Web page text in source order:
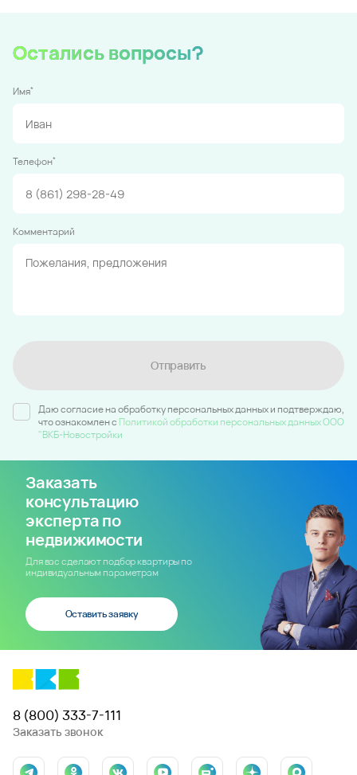
Остались вопросы?
Имя*
Телефон*
Комментарий
Отправить
Даю согласие на обработку персональных данных и подтверждаю,
что ознакомлен c Политикой обработки персональных данных ООО
"ВКБ-Новостройки
Заказать
консультацию
эксперта по
недвижимости
Для вас сделают подбор квартиры по
индивидуальным параметрам
Оставить заявку
8 (800) 333-7-111
Заказать звонок